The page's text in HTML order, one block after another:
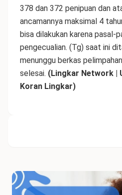
378 dan 372 penipuan dan
ancamannya maksimal 4
bisa dilakukan karena pasal-
pengecualian. (Tg) saat ini
menunggu berkas
selesai. (Lingkar Network |
Koran Lingkar)